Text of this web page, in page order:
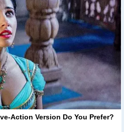
Action Version Do You Prefer?